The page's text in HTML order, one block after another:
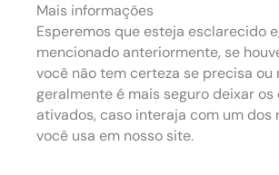
Mais informações
Esperemos que esteja esclarecido
mencionado anteriormente, se
você não tem certeza se precisa ou
geralmente é mais seguro deixar os
ativados, caso interaja com um dos
você usa em nosso site.